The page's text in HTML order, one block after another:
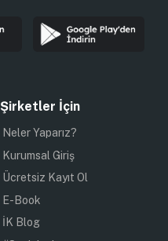
Şirketler İçin
Neler Yaparız?
Kurumsal Giriş
Ücretsiz Kayıt Ol
E-Book
İK Blog